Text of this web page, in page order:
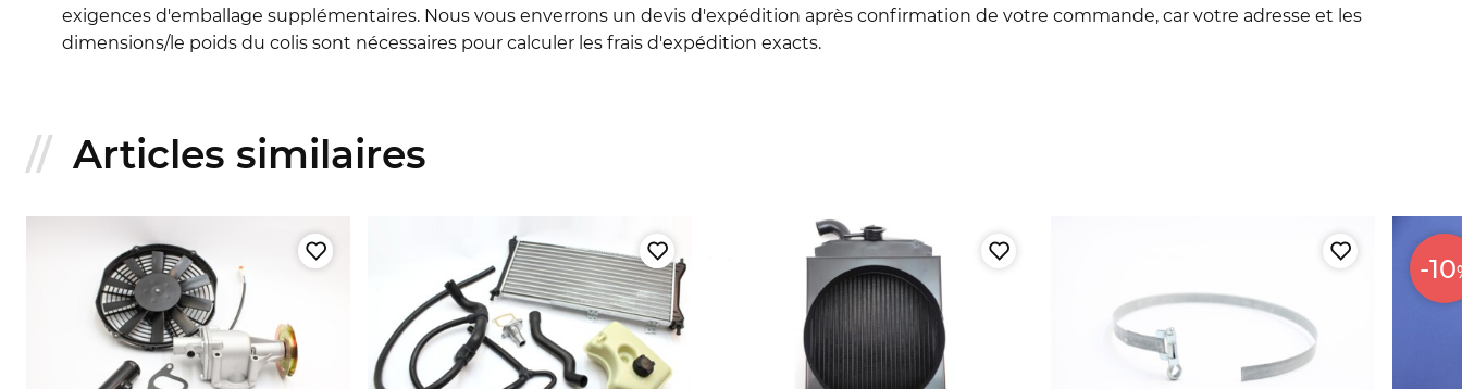
exigences d'emballage supplémentaires. Nous vous enverrons un devis d'expédition après confirmation de votre commande, car votre adresse et les
dimensions/le poids du colis sont nécessaires pour calculer les frais d'expédition exacts.
Articles similaires
-10